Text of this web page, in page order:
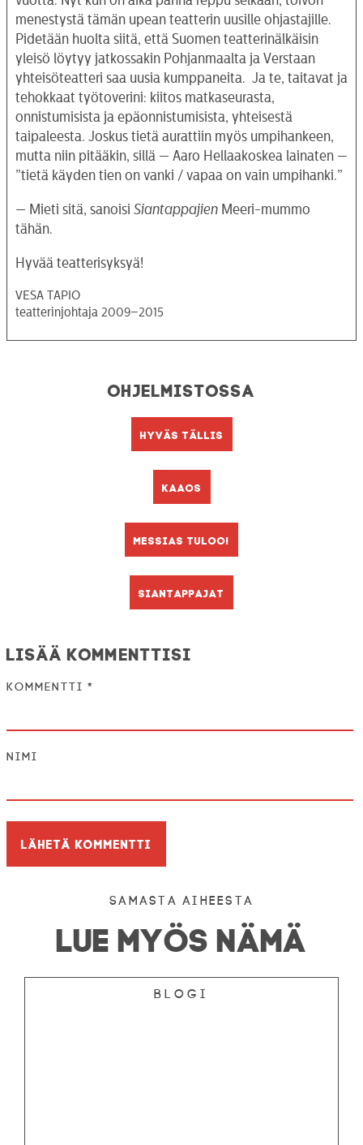
menestystä tämän upean teatterin uusille ohjastajille.
Pidetään huolta siitä, että Suomen teatterinälkäisin
yleisö löytyy jatkossakin Pohjanmaalta ja Verstaan
yhteisöteatteri saa uusia kumppaneita. Ja te, taitavat ja
tehokkaat työtoverini: kiitos matkaseurasta,
onnistumisista ja epäonnistumisista, yhteisestä
taipaleesta. Joskus tietä aurattiin myös umpihankeen,
mutta niin pitääkin, sillä — Aaro Hellaakoskea lainaten —
”tietä käyden tien on vanki / vapaa on vain umpihanki.”
— Mieti sitä, sanoisi Siantappajien Meeri-mummo
tähän.
Hyvää teatterisyksyä!
VESA TAPIO
teatterinjohtaja 2009–2015
Ohjelmistossa
Hyväs tällis
Kaaos
Messias tuloo!
Siantappajat
Lisää kommenttisi
Kommentti *
Nimi
Samasta aiheesta
LUE MYÖS NÄMÄ
Blogi